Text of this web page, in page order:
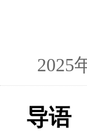
2025
导语